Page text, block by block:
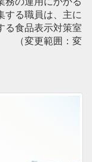
る職員は、主に
る食品表示対策室
（変更範囲：変